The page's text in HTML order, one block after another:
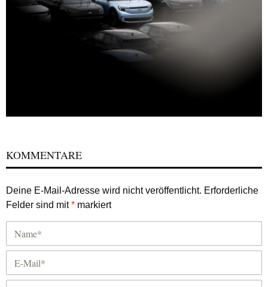
KOMMENTARE
Deine E-Mail-Adresse wird nicht veröffentlicht. Erforderliche
Felder sind mit* markiert